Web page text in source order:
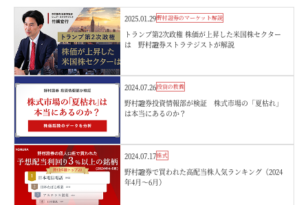
2025.01.29野村證券のマーケット解説
トランプ第2次政権 株価が上昇した米国株セクター
は 野村證券ストラテジストが解説
2024.07.26投資の教養
野村證券投資情報部が検証 株式市場の「夏枯れ」
は本当にあるのか？
2024.07.17株式
野村證券で買われた高配当株人気ランキング（2024
年4月～6月）